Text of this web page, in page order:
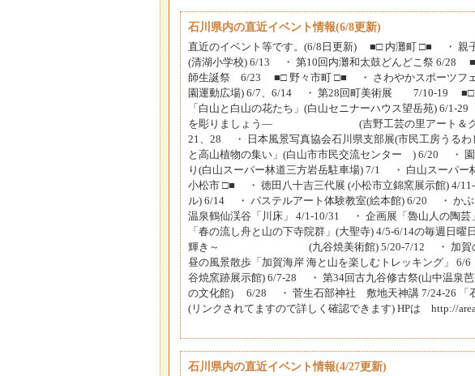
石川県内の直近イベント情報(6/8更新)
直近のイベント等です。(6/8日更新) ■□ 内灘町 □■ ・ 親子
(清湖小学校) 6/13 ・ 第10回内灘和太鼓どんどこ祭 6/
師生誕祭 6/23 ■□ 野々市町 □■ ・ さわやかスポーツフェ
園運動広場) 6/7、6/14 ・ 第28回町美術展 7/10-19 ■□
「白山と白山の花たち」(白山セニナーハウス望岳苑) 6/1-
を彫りましょう― (吉野工芸の里アート＆クラフ
21、28 ・ 日本風景写真協会石川県支部展(市民工房うる
と高山植物の集い」(白山市市民交流センター ) 6/20 ・
り(白山スーパー林道三方岩岳駐車場) 7/1 ・ 白山スーパ
小松市 □■ ・ 徳田八十吉三代展 (小松市立錦窯展示館) 4/
ル) 6/14 ・ パステルアート体験教室(絵本館) 6/20 ・ か
温泉鶴仙渓谷「川床」 4/1-10/31 ・ 企画展「魯山人の陶
「春の流し舟と山の下寺院群」(大聖寺) 4/5-6/14の毎週日
輝き～ (九谷焼美術館) 5/20-7/12 ・ 加賀の風景
昼の風景散歩「加賀海岸 海と山を楽しむトレッキング」
谷焼窯跡展示館) 6/7-28 ・ 第34回古九谷修古祭(山中温泉
の文化館) 6/28 ・ 菅生石部神社 敷地天神講 7/24-26 「
(リンクされてますので詳しく確認できます) HPは http://
石川県内の直近イベント情報(4/27更新)